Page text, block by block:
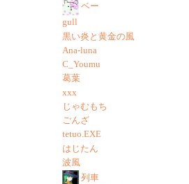
ベー
gull
黒い炎と黄金の風
Ana-luna
C_Youmu
葛葉
xxx
じゃむもち
ごんざ
tetuo.EXE
はじたん
波風
列車